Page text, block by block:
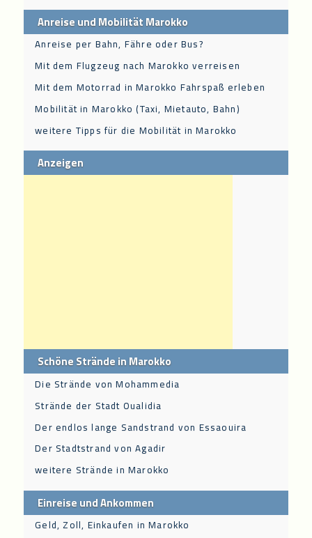
Anreise und Mobilität Marokko
Anreise per Bahn, Fähre oder Bus?
Mit dem Flugzeug nach Marokko verreisen
Mit dem Motorrad in Marokko Fahrspaß erleben
Mobilität in Marokko (Taxi, Mietauto, Bahn)
weitere Tipps für die Mobilität in Marokko
Anzeigen
Schöne Strände in Marokko
Die Strände von Mohammedia
Strände der Stadt Oualidia
Der endlos lange Sandstrand von Essaouira
Der Stadtstrand von Agadir
weitere Strände in Marokko
Einreise und Ankommen
Geld, Zoll, Einkaufen in Marokko